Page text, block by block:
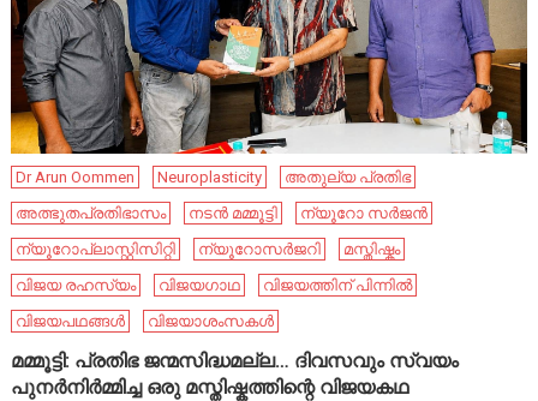
Dr Arun Oommen Neuroplasticity
അതുല്യ പ്രതിഭ
അത്ഭുതപ്രതിഭാസം
നടൻ മമ്മൂട്ടി
ന്യൂറോ സർജൻ
ന്യൂറോപ്ലാസ്റ്റിസിറ്റി
ന്യൂറോസർജറി
മസ്തിഷ്കം
വിജയ രഹസ്യം
വിജയഗാഥ
വിജയത്തിന് പിന്നിൽ
വിജയപഥങ്ങൾ
വിജയാശംസകൾ
മമ്മൂട്ടി: പ്രതിഭ ജന്മസിദ്ധമല്ല… ദിവസവും സ്വയം
പുനർനിർമ്മിച്ച ഒരു മസ്തിഷ്കത്തിന്റെ വിജയകഥ